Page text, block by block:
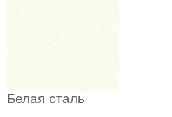
Белая сталь